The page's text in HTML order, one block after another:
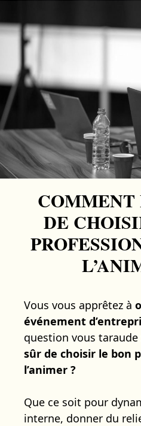
COMMENT
DE
Vous vous apprêtez à
événement
question vous taraude
sûr de choisir le bon
l’animer ?
Que ce soit pour
interne, donner du